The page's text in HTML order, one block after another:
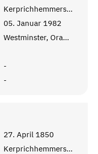
Kerprichhemmersdorf, Saarlouis
05. Januar 1982
Westminster, Orange, CA
-
-
27. April 1850
Kerprichhemmersdorf, Saarlouis